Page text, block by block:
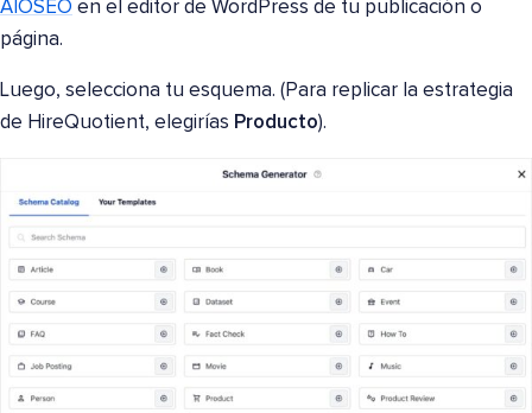
AIOSEO en el editor de WordPress de tu publicación o
página.
Luego, selecciona tu esquema. (Para replicar la estrategia
de HireQuotient, elegirías Producto).